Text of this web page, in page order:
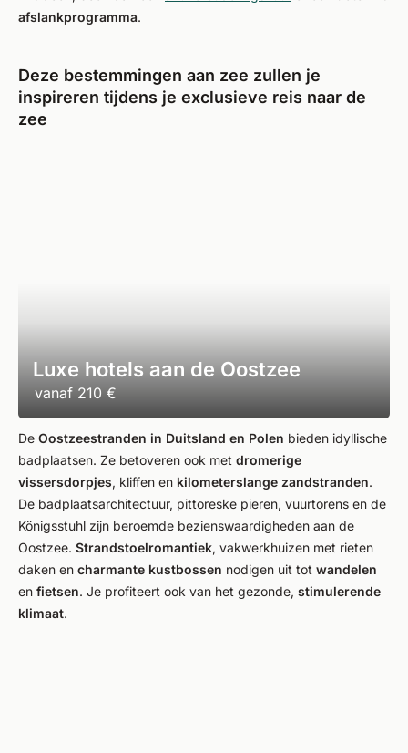
afslankprogramma.
Deze bestemmingen aan zee zullen je
inspireren tijdens je exclusieve reis naar de
zee
Luxe hotels aan de Oostzee
vanaf 210 €
De Oostzeestranden in Duitsland en Polen bieden idyllische
badplaatsen. Ze betoveren ook met dromerige
vissersdorpjes, kliffen en kilometerslange zandstranden.
De badplaatsarchitectuur, pittoreske pieren, vuurtorens en de
Königsstuhl zijn beroemde bezienswaardigheden aan de
Oostzee. Strandstoelromantiek, vakwerkhuizen met rieten
daken en charmante kustbossen nodigen uit tot wandelen
en fietsen. Je profiteert ook van het gezonde, stimulerende
klimaat.